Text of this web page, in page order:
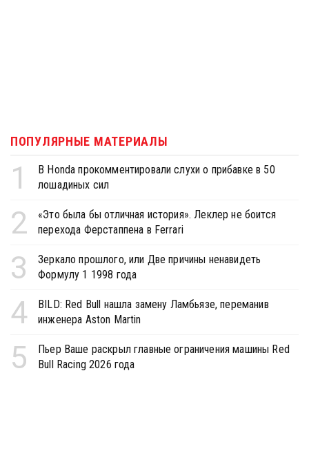
ПОПУЛЯРНЫЕ МАТЕРИАЛЫ
1
В Honda прокомментировали слухи о прибавке в 50
лошадиных сил
2
«Это была бы отличная история». Леклер не боится
перехода Ферстаппена в Ferrari
3
Зеркало прошлого, или Две причины ненавидеть
Формулу 1 1998 года
4
BILD: Red Bull нашла замену Ламбьязе, переманив
инженера Aston Martin
5
Пьер Ваше раскрыл главные ограничения машины Red
Bull Racing 2026 года